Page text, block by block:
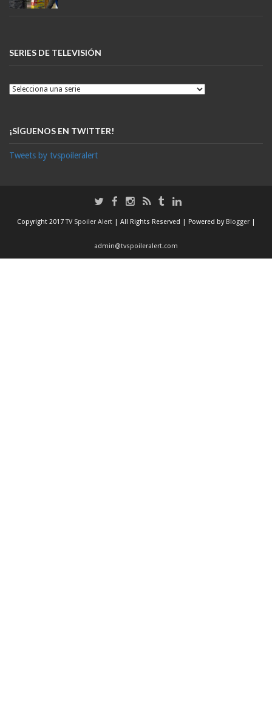
SERIES DE TELEVISIÓN
¡SÍGUENOS EN TWITTER!
Tweets by tvspoileralert
Copyright 2017TV Spoiler Alert | All Rights Reserved | Powered by Blogger |
admin@tvspoileralert.com